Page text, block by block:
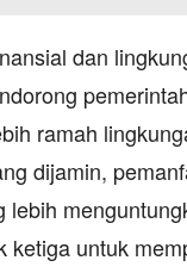
dan
ramah
dijamin,
lebih
ketiga untuk